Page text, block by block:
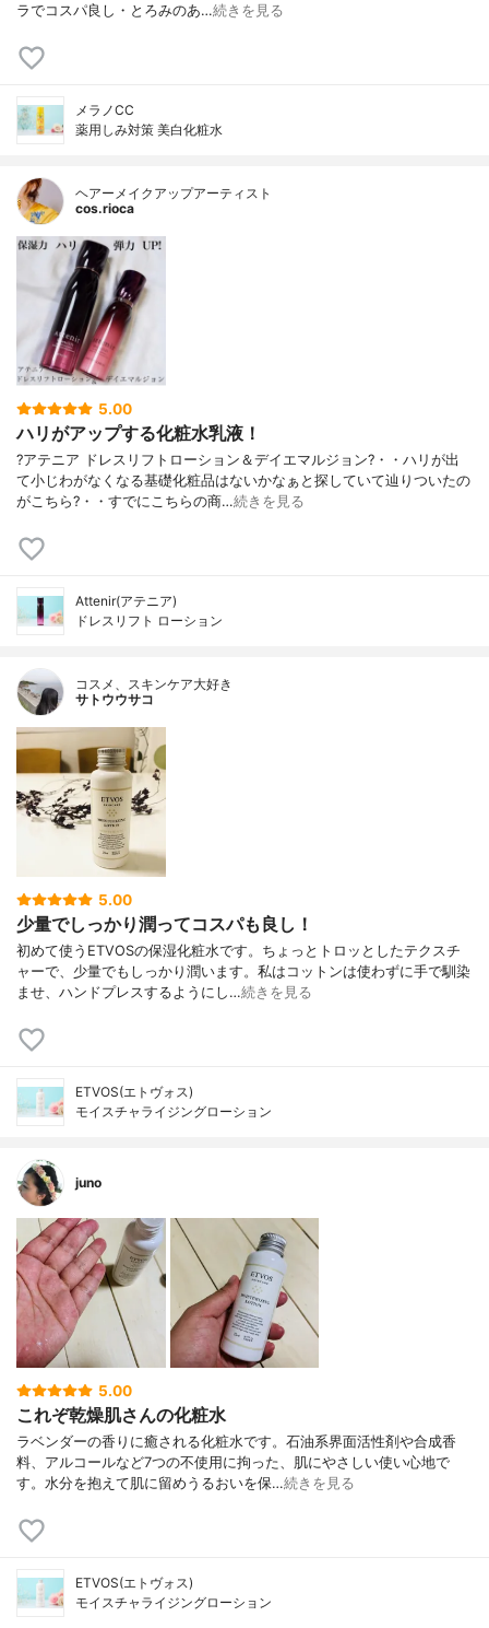
ラでコスパ良し・とろみのあ…続きを見る
メラノCC
薬用しみ対策 美白化粧水
ヘアーメイクアップアーティスト
cos.rioca
5.00
ハリがアップする化粧水乳液！
?アテニア ドレスリフトローション＆デイエマルジョン?・・ハリが出
て小じわがなくなる基礎化粧品はないかなぁと探していて辿りついたの
がこちら?・・すでにこちらの商…続きを見る
Attenir(アテニア)
ドレスリフト ローション
コスメ、スキンケア大好き
サトウウサコ
5.00
少量でしっかり潤ってコスパも良し！
初めて使うETVOSの保湿化粧水です。ちょっとトロッとしたテクスチ
ャーで、少量でもしっかり潤います。私はコットンは使わずに手で馴染
ませ、ハンドプレスするようにし…続きを見る
ETVOS(エトヴォス)
モイスチャライジングローション
juno
5.00
これぞ乾燥肌さんの化粧水
ラベンダーの香りに癒される化粧水です。石油系界面活性剤や合成香
料、アルコールなど7つの不使用に拘った、肌にやさしい使い心地で
す。水分を抱えて肌に留めうるおいを保…続きを見る
ETVOS(エトヴォス)
モイスチャライジングローション